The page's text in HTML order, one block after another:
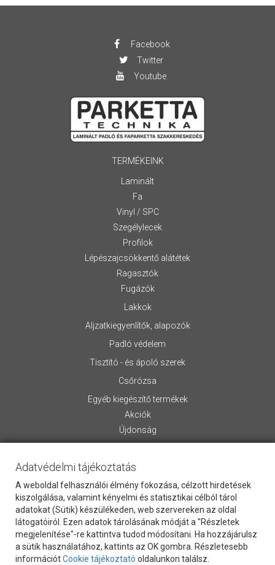
Facebook
Twitter
Youtube
TERMÉKEINK
Laminált
Fa
Vinyl / SPC
Szegélylecek
Profilok
Lépészajcsökkentő alátétek
Ragasztók
Fugázók
Lakkok
Aljzatkiegyenlítők, alapozók
Padló védelem
Tisztító - és ápoló szerek
Csőrózsa
Egyéb kiegészítő termékek
Akciók
Újdonság
Rólunk
Általános Szerződési Feltételek
Szállítási információk
Letölthető anyagok
Kapcsolat
Vevőszolgálat
Cookie Szabályzat
Adatvédelmi tájékoztatás
A weboldal felhasználói élmény fokozása, célzott hirdetések
kiszolgálása, valamint kényelmi és statisztikai célból tárol
adatokat (Sütik) készülékeden, web szervereken az oldal
látogatóiról. Ezen adatok tárolásának módját a "Részletek
megjelenítése"-re kattintva tudod módosítani. Ha hozzájárulsz
a sütik használatához, kattints az OK gombra. Részletesebb
információtCookie tájékoztató oldalunkon találsz.